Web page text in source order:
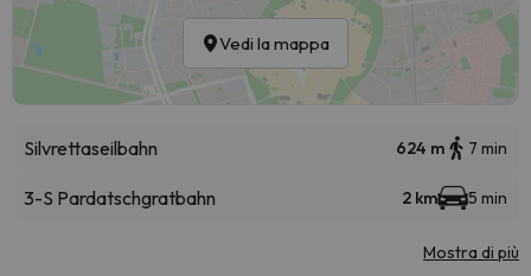
Vedi la mappa
Silvrettaseilbahn 624 m 7 min
3-S Pardatschgratbahn 2 km 5 min
Mostra di più